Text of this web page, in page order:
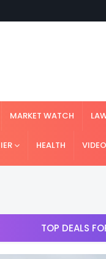
MARKET WATCH
HEALTH VIDEO
TOP DEALS